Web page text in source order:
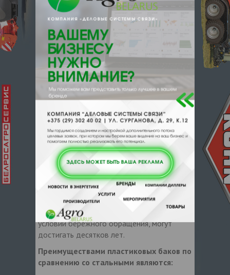
от -50 до +50 град. для контакта с
питьевой водой, пищевыми продуктами
без ограничений.
Отличительной особенностью всех
емкостей является то, что они не
растрескиваются в зимнее время при
замерзании в них воды. В производстве
используются только высококачественное
сырье от известных мировых
производителей. Пластиковые баки могут
длительное время эксплуатироваться на
открытых площадках без навеса в
различных климатических зонах (в течение
пяти лет не наблюдается изменения
механических характеристик материала
под воздействием солнечной радиации).
Если пластиковые емкости защитить
навесом или эксплуатировать в закрытом
помещении, то сроки эксплуатации при
условии бережного обращения, могут
достигать десятков лет.
Преимуществами пластиковых баков по
сравнению со стальными являются: